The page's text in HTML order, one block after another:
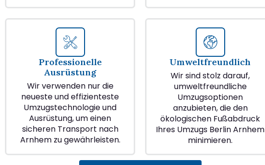
Professionelle
Ausrüstung
Wir verwenden nur die
neueste und effizienteste
Umzugstechnologie und
Ausrüstung, um einen
sicheren Transport nach
Arnhem zu gewährleisten.
Umweltfreundlich
Wir sind stolz darauf,
umweltfreundliche
Umzugsoptionen
anzubieten, die den
ökologischen Fußabdruck
Ihres Umzugs Berlin Arnhem
minimieren.